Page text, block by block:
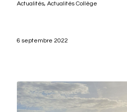
Actualités, Actualités Collège
6 septembre 2022